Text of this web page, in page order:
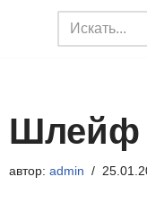
Шлейф
автор: admin